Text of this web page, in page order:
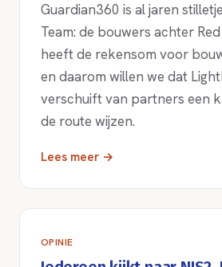
Guardian360 is al jaren
Team: de bouwers achter Red
heeft de rekensom voor
en daarom willen we dat
verschuift van partners een
de route wijzen.
Lees meer →
OPINIE